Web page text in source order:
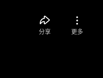
分享 更多